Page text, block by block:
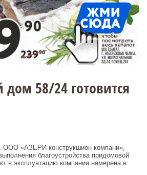
58/24 готовится
ООО «АЗЕРИ конструкшион компани»,
благоустройства придомовой
в эксплуатацию компания намерена в